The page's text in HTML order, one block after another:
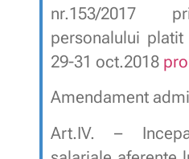
nr.153/2017
personalului
29-31 oct.2018
Amendament
Art.IV. –